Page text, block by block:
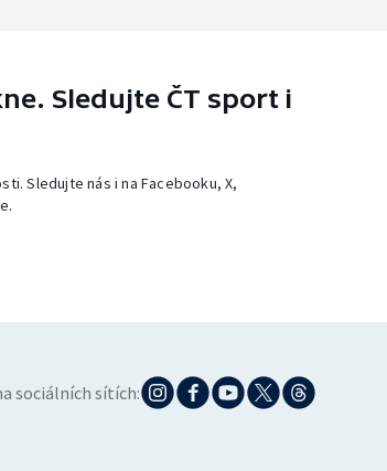
Sledujte ČT sport i
Sledujte nás i na Facebooku, X,
sociálních sítích: